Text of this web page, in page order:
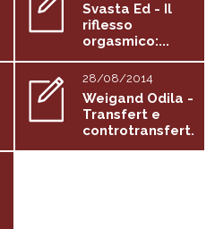
Svasta Ed - Il
riflesso
orgasmico:...
28/08/2014
Weigand Odila -
Transfert e
controtransfert.
..